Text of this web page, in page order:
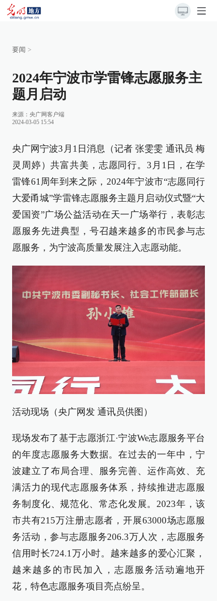
要闻 >
2024年宁波市学雷锋志愿服务主
题月启动
来源： 央广网客户端
2024-03-05 15:54
央广网宁波3月1日消息（记者 张雯雯 通讯员 梅
灵周婷）共富共美，志愿同行。3月1日，在学
雷锋61周年到来之际，2024年宁波市“志愿同行
大爱甬城”学雷锋志愿服务主题月启动仪式暨“大
爱国资”广场公益活动在天一广场举行，表彰志
愿服务先进典型，号召越来越多的市民参与志
愿服务，为宁波高质量发展注入志愿动能。
活动现场（央广网发 通讯员供图）
现场发布了基于志愿浙江·宁波We志愿服务平台
的年度志愿服务大数据。在过去的一年中，宁
波建立了布局合理、服务完善、运作高效、充
满活力的现代志愿服务体系，持续推进志愿服
务制度化、规范化、常态化发展。2023年，该
市共有215万注册志愿者，开展63000场志愿服
务活动，参与志愿服务206.3万人次，志愿服务
信用时长724.1万小时。越来越多的爱心汇聚，
越来越多的市民加入，志愿服务活动遍地开
花，特色志愿服务项目亮点纷呈。